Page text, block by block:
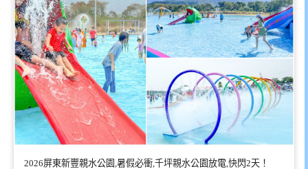
2026屏東新豐親水公園,暑假必衝,千坪親水公園放電,快閃2天！